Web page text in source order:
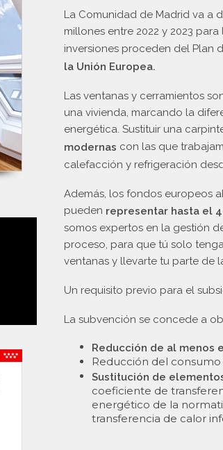
La Comunidad de Madrid va a
millones entre 2022 y 2023
inversiones proceden del Plan
la Unión Europea.
Las ventanas y cerramientos
una vivienda, marcando la
energética. Sustituir una
modernas con las que
calefacción y refrigeración
Además, los fondos europeos
pueden representar hasta el
somos expertos en la gestión
proceso, para que tú solo
ventanas y llevarte tu parte de
Un requisito previo para el
La subvención se concede a
Reducción de al menos
Reducción del
Sustitución de
coeficiente de
energético de la
transferencia de calor